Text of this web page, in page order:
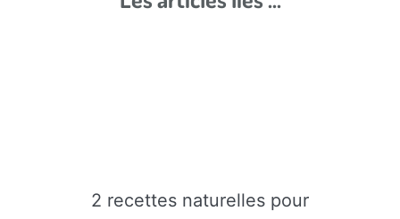
2 recettes naturelles pour